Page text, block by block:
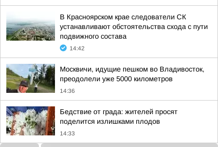
В Красноярском крае следователи СК
устанавливают обстоятельства схода с пути
подвижного состава
14:42
Москвичи, идущие пешком во Владивосток,
преодолели уже 5000 километров
14:36
Бедствие от града: жителей просят
поделится излишками плодов
14:33